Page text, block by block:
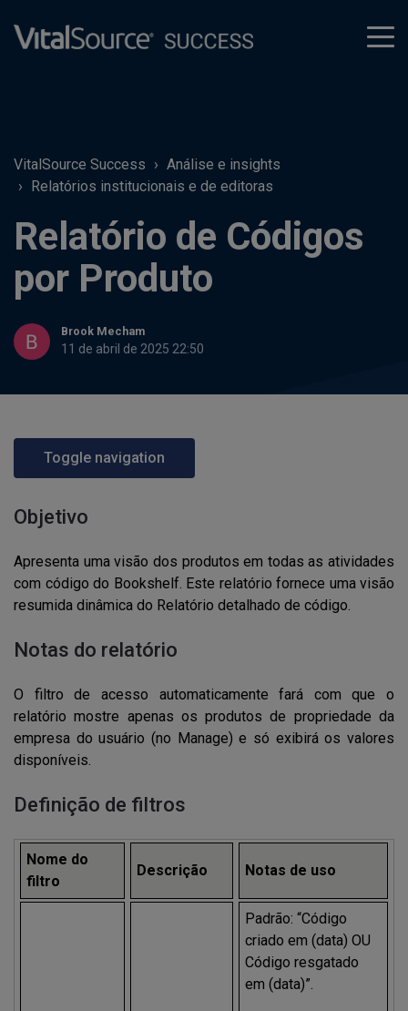
VitalSource Success
Análise e insights
Relatórios institucionais e de editoras
Relatório de Códigos
por Produto
Brook Mecham
11 de abril de 2025 22:50
Toggle navigation
Objetivo
Apresenta uma visão dos produtos em todas as atividades
com código do Bookshelf. Este relatório fornece uma visão
resumida dinâmica do Relatório detalhado de código.
Notas do relatório
O filtro de acesso automaticamente fará com que o
relatório mostre apenas os produtos de propriedade da
empresa do usuário (no Manage) e só exibirá os valores
disponíveis.
Definição de filtros
Nome do
filtro
Descrição Notas de uso
Padrão: “Código
criado em (data) OU
Código resgatado
em (data)”.